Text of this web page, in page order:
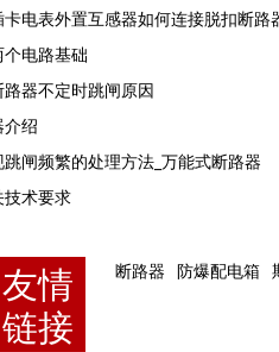
电表外置互感器如何连接脱扣断路
电路基础
器不定时跳闸原因
绍
闸频繁的处理方法_万能式断路器
术要求
友情
链接
断路器 防爆配电箱